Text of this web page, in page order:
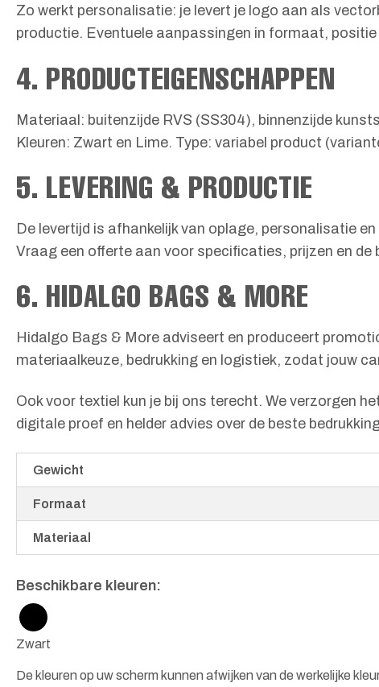
Zo werkt personalisatie: je levert je logo aan als
productie. Eventuele aanpassingen in formaat,
4. PRODUCTEIGENSCHAPPEN
Materiaal: buitenzijde RVS (SS304), binnenzijde
Kleuren: Zwart en Lime. Type: variabel product
5. LEVERING & PRODUCTIE
De levertijd is afhankelijk van oplage, personalisatie
Vraag een offerte aan voor specificaties, prijzen en
6. HIDALGO BAGS & MORE
Hidalgo Bags & More adviseert en produceert
materiaalkeuze, bedrukking en logistiek, zodat jouw
Ook voor textiel kun je bij ons terecht. We verzorgen
digitale proef en helder advies over de beste
Gewicht
Formaat
Materiaal
Beschikbare kleuren:
Zwart
De kleuren op uw scherm kunnen afwijken van de werkelijke